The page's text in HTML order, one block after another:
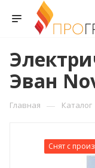
Эван
Главная — Каталог
Снят с